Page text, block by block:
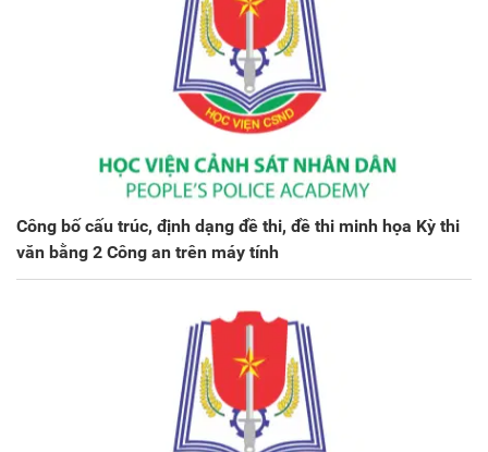
Công bố cấu trúc, định dạng đề thi, đề thi minh họa Kỳ thi
văn bằng 2 Công an trên máy tính